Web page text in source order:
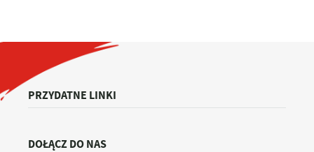
PRZYDATNE LINKI
DOŁĄCZ DO NAS